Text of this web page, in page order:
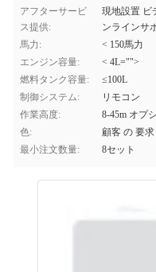
アフターサービ
ス提供:
現地設置 ビ
ンラインサ
馬力:
< 150馬力
エンジン容量:
< 4L="">
燃料タンク容量:
≤100L
制御システム:
リモコン
作業高度:
8-45m オプ
色:
顧客 の 要求
最小注文数量:
8セット